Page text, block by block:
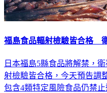
福島食品輻射檢驗皆合格
日本福島5縣食品將解禁，
射檢驗皆合格，今天預告調
包含4類特定風險食品仍禁